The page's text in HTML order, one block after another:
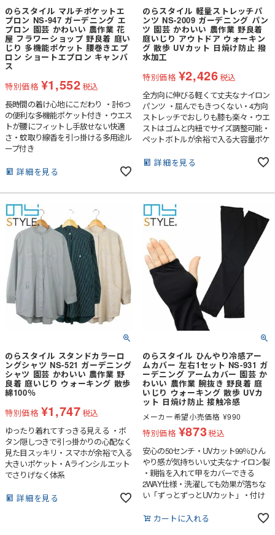
のらスタイル マルチポケットエ
プロン NS-947 ガーデニング エ
プロン 園芸 かわいい 農作業 花
屋 フラワーショップ 野良着 庭い
じり 多機能ポケット 腰巻きエプ
ロン ショートエプロン キャンバ
ス
特別価格 ¥1,552税込
長時間の着け心地にこだわり ・計6つ
の便利な多機能ポケット付き・ウエス
トが腰にフィットし手放せない快適
さ・蚊取り線香を引っ掛ける多用途ル
ープ付き
詳細を見る
のらスタイル 軽量ストレッチパ
ンツ NS-2009 ガーデニング パン
ツ 園芸 かわいい 農作業 野良着
庭いじり アウトドア ウォーキン
グ 散歩 UVカット 日焼け防止 撥
水加工
特別価格 ¥2,426税込
全方向に伸びる軽くて丈夫なナイロン
パンツ ・屈んでもきつくない・4方向
ストレッチでおしりも膝も楽々・ウエ
ストはゴムと内紐でサイズ調整可能・
ペットボトルが余裕で入る大容量ポケ
水撥ねや土埃がつきにくい
詳細を見る
のらスタイル スタンドカラーロ
ングシャツ NS-521 ガーデニング
シャツ 園芸 かわいい 農作業 野
良着 庭いじり ウォーキング 散歩
綿100％
特別価格 ¥1,747税込
ゆったり着れてすっきる見える ・ボ
タン隠しつきで引っ掛かりの心配なく
見た目スッキリ・スマホが余裕で入る
大きいポケット・Aラインシルエット
でさりげなく体系
詳細を見る
のらスタイル ひんやり冷感アー
ムカバー 左右1セット NS-931 ガ
ーデニング アームカバー 園芸 か
わいい 農作業 腕抜き 野良着 庭
いじり ウォーキング 散歩 UVカ
ット 日焼け防止 接触冷感
メーカー希望小売価格 ¥990
特別価格 ¥873税込
安心の50センチ・UVカット99％ひん
やり感が気持ちいい丈夫なナイロン製
・親指を入れて甲をカバーできる
2WAY仕様・洗濯しても効果が落ちな
い「ずっとずっとUVカット」・付け
カートに入れる